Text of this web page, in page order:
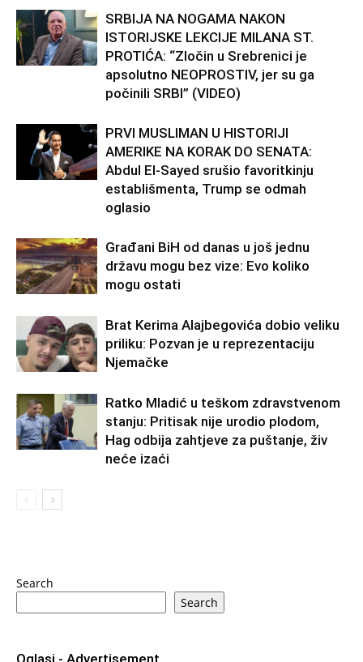
SRBIJA NA NOGAMA NAKON
ISTORIJSKE LEKCIJE MILANA ST.
PROTIĆA: “Zločin u Srebrenici je
apsolutno NEOPROSTIV, jer su ga
počinili SRBI” (VIDEO)
PRVI MUSLIMAN U HISTORIJI
AMERIKE NA KORAK DO SENATA:
Abdul El-Sayed srušio favoritkinju
establišmenta, Trump se odmah
oglasio
Građani BiH od danas u još jednu
državu mogu bez vize: Evo koliko
mogu ostati
Brat Kerima Alajbegovića dobio veliku
priliku: Pozvan je u reprezentaciju
Njemačke
Ratko Mladić u teškom zdravstvenom
stanju: Pritisak nije urodio plodom,
Hag odbija zahtjeve za puštanje, živ
neće izaći
Search
Search